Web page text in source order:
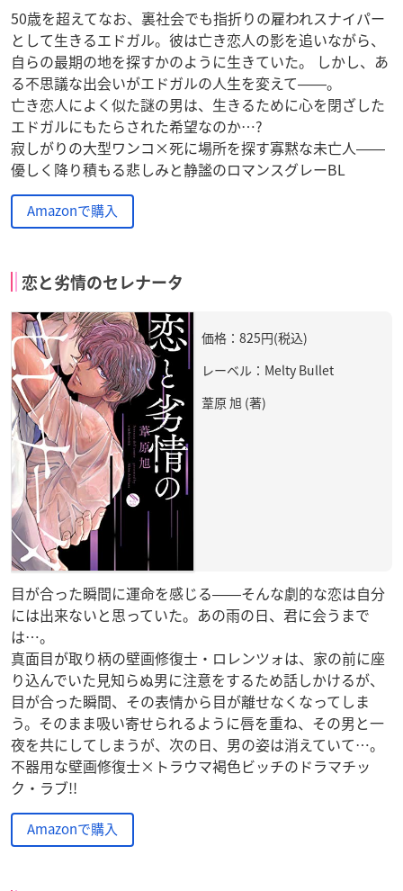
50歳を超えてなお、裏社会でも指折りの雇われスナイパー
として生きるエドガル。彼は亡き恋人の影を追いながら、
自らの最期の地を探すかのように生きていた。 しかし、あ
る不思議な出会いがエドガルの人生を変えて――。
亡き恋人によく似た謎の男は、生きるために心を閉ざした
エドガルにもたらされた希望なのか…?
寂しがりの大型ワンコ×死に場所を探す寡黙な未亡人――
優しく降り積もる悲しみと静謐のロマンスグレーBL
Amazonで購入
恋と劣情のセレナータ
価格：825円(税込)
レーベル：Melty Bullet
葦原 旭 (著)
目が合った瞬間に運命を感じる――そんな劇的な恋は自分
には出来ないと思っていた。あの雨の日、君に会うまで
は…。
真面目が取り柄の壁画修復士・ロレンツォは、家の前に座
り込んでいた見知らぬ男に注意をするため話しかけるが、
目が合った瞬間、その表情から目が離せなくなってしま
う。そのまま吸い寄せられるように唇を重ね、その男と一
夜を共にしてしまうが、次の日、男の姿は消えていて…。
不器用な壁画修復士×トラウマ褐色ビッチのドラマチッ
ク・ラブ!!
Amazonで購入